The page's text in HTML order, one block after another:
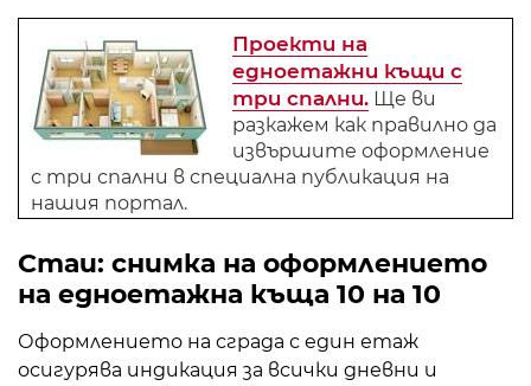
Проекти на
едноетажни къщи с
три спални. Ще ви
разкажем как правилно да
извършите оформление
с три спални в специална публикация на
нашия портал.
Стаи: снимка на оформлението
на едноетажна къща 10 на 10
Оформлението на сграда с един етаж
осигурява индикация за всички дневни и